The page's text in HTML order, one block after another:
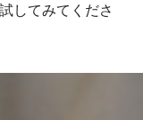
してみてくださ